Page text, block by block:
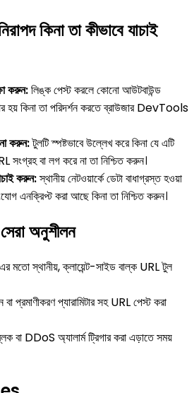
কিনা তা কীভাবে যাচাই
করুন:লিঙ্ক পেস্ট করলে কোনো আউটবাউন্ড
হয় কিনা তা পরিদর্শন করতে ব্রাউজার DevTools
করুন:টুলটি স্পষ্টভাবে উল্লেখ করে কিনা যে এটি
সংগ্রহ বা লগ করে না তা নিশ্চিত করুন।
করুন:স্থানীয় নেটওয়ার্কে ডেটা বাধাগ্রস্ত হওয়া
এনক্রিপ্ট করা আছে কিনা তা নিশ্চিত করুন।
অনুশীলন
এর মতো স্থানীয়, ক্লায়েন্ট-সাইড বাল্ক URL টুল
প্রমাণীকরণ প্যারামিটার সহ URL পেস্ট করা
বা DDoS অ্যালার্ম ট্রিগার করা এড়াতে সময়